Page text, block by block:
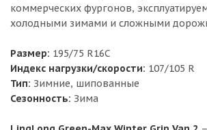
коммерческих фургонов,
холодными зимами и сложными
Размер: 195/75 R16C
Индекс нагрузки/скорости: 107/105 R
Тип: Зимние, шипованные
Сезонность: Зима